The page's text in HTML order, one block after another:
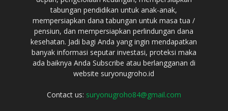
tabungan pendidikan untuk anak-anak,
mempersiapkan dana tabungan untuk masa tua /
pensiun, dan mempersiapkan perlindungan dana
kesehatan. Jadi bagi Anda yang ingin mendapatkan
banyak informasi seputar investasi, proteksi maka
ada baiknya Anda Subscribe atau berlangganan di
website suryonugroho.id
Contact us: suryonugroho84@gmail.com